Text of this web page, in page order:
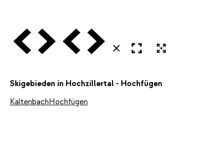
Vorige VolgendeVorige Volgende
SluitenOpen in volledig scherm
Skigebieden in Hochzillertal - Hochfügen
KaltenbachHochfügen